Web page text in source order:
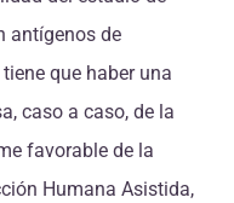
antígenos de
que haber una
caso a caso, de la
favorable de la
Humana Asistida,